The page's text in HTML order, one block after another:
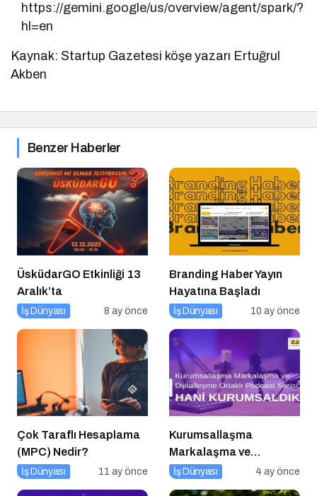
https://gemini.google/us/overview/agent/spark/?
hl=en
Kaynak: Startup Gazetesi köşe yazarı Ertuğrul
Akben
Benzer Haberler
ÜsküdarGO Etkinliği 13
Aralık’ta
İş Dünyası 8 ay önce
Branding Haber Yayın
Hayatına Başladı
İş Dünyası 10 ay önce
Çok Taraflı Hesaplama
(MPC) Nedir?
İş Dünyası 11 ay önce
Kurumsallaşma
Markalaşma ve
Dijitalleşme Odaklı
İş Dünyası 4 ay önce